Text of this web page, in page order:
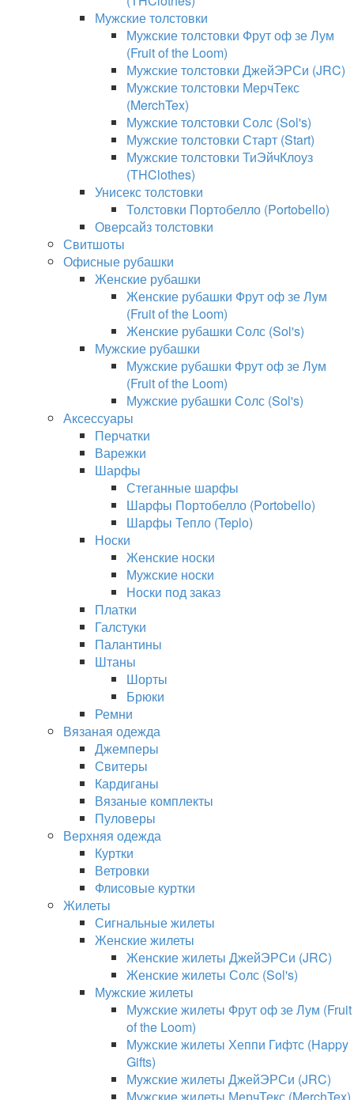
Мужские толстовки
Мужские толстовки Фрут оф зе Лум
(Fruit of the Loom)
Мужские толстовки ДжейЭРСи (JRC)
Мужские толстовки МерчТекс
(MerchTex)
Мужские толстовки Солс (Sol's)
Мужские толстовки Старт (Start)
Мужские толстовки ТиЭйчКлоуз
(THClothes)
Унисекс толстовки
Толстовки Портобелло (Portobello)
Оверсайз толстовки
Свитшоты
Офисные рубашки
Женские рубашки
Женские рубашки Фрут оф зе Лум
(Fruit of the Loom)
Женские рубашки Солс (Sol's)
Мужские рубашки
Мужские рубашки Фрут оф зе Лум
(Fruit of the Loom)
Мужские рубашки Солс (Sol's)
Аксессуары
Перчатки
Варежки
Шарфы
Стеганные шарфы
Шарфы Портобелло (Portobello)
Шарфы Тепло (Teplo)
Носки
Женские носки
Мужские носки
Носки под заказ
Платки
Галстуки
Палантины
Штаны
Шорты
Брюки
Ремни
Вязаная одежда
Джемперы
Свитеры
Кардиганы
Вязаные комплекты
Пуловеры
Верхняя одежда
Куртки
Ветровки
Флисовые куртки
Жилеты
Сигнальные жилеты
Женские жилеты
Женские жилеты ДжейЭРСи (JRC)
Женские жилеты Солс (Sol's)
Мужские жилеты
Мужские жилеты Фрут оф зе Лум (Fruit
of the Loom)
Мужские жилеты Хеппи Гифтс (Happy
Gifts)
Мужские жилеты ДжейЭРСи (JRC)